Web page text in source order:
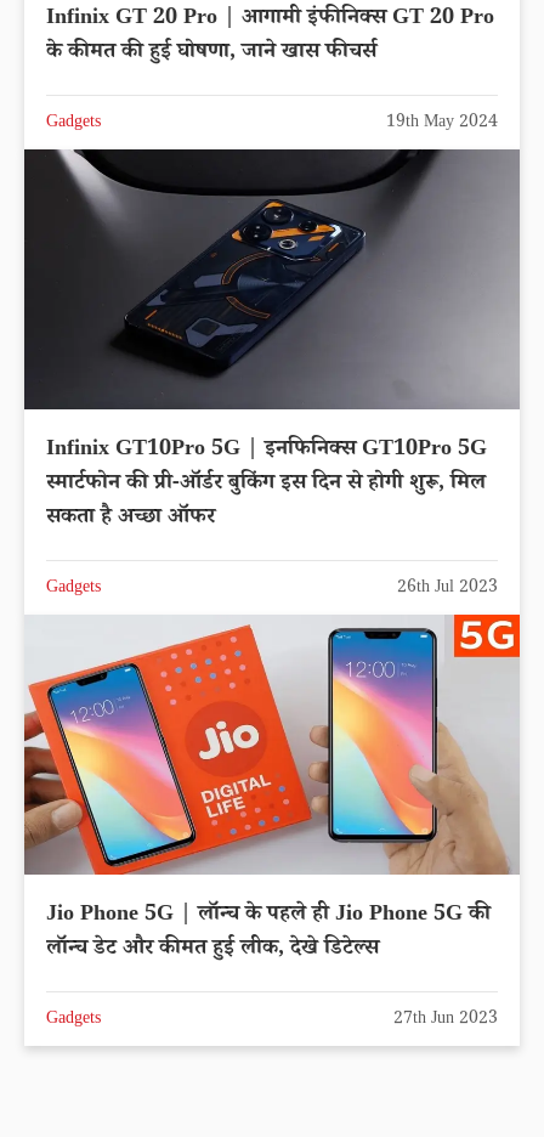
Infinix GT 20 Pro | आगामी इंफीनिक्स GT 20 Pro
के कीमत की हुई घोषणा, जाने खास फीचर्स
Gadgets 19th May 2024
Infinix GT10Pro 5G | इनफिनिक्स GT10Pro 5G
स्मार्टफोन की प्री-ऑर्डर बुकिंग इस दिन से होगी शुरू, मिल
सकता है अच्छा ऑफर
Gadgets 26th Jul 2023
Jio Phone 5G | लॉन्च के पहले ही Jio Phone 5G की
लॉन्च डेट और कीमत हुई लीक, देखे डिटेल्स
Gadgets 27th Jun 2023